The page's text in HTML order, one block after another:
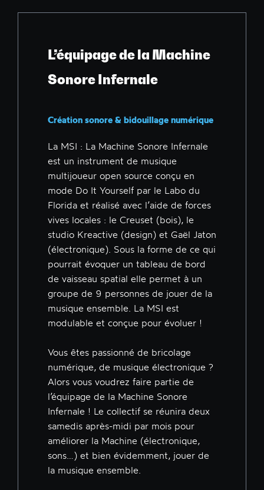
L’équipage de la Machine
Sonore Infernale
Création sonore & bidouillage numérique
La MSI : La Machine Sonore Infernale
est un instrument de musique
multijoueur open source conçu en
mode Do It Yourself par le Labo du
Florida et réalisé avec l’aide de forces
vives locales : le Creuset (bois), le
studio Kreactive (design) et Gaël Jaton
(électronique). Sous la forme de ce qui
pourrait évoquer un tableau de bord
de vaisseau spatial elle permet à un
groupe de 9 personnes de jouer de la
musique ensemble. La MSI est
modulable et conçue pour évoluer !
Vous êtes passionné de bricolage
numérique, de musique électronique ?
Alors vous voudrez faire partie de
l’équipage de la Machine Sonore
Infernale ! Le collectif se réunira deux
samedis après-midi par mois pour
améliorer la Machine (électronique,
sons…) et bien évidemment, jouer de
la musique ensemble.